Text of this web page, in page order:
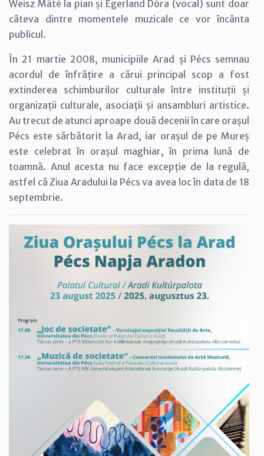
Weisz Máté la pian și Egerland Dóra (vocal) sunt doar
câteva dintre momentele muzicale ce vor încânta
publicul.
În 21 martie 2008, municipiile Arad și Pécs semnau
acordul de înfrățire a cărui principal scop a fost
extinderea schimburilor culturale între instituții și
organizații culturale, asociații și ansambluri artistice.
Au trecut de atunci aproape două decenii în care orașul
Pécs este sărbătorit la Arad, iar orașul de pe Mureș
este celebrat în orașul maghiar, în prima lună de
toamnă. Anul acesta nu face excepție de la regulă,
astfel că Ziua Aradului la Pécs va avea loc în data de 18
septembrie.